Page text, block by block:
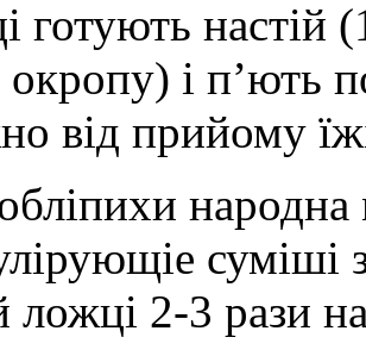
готують настій
і п’ють
від прийому
ложці 2-3 рази